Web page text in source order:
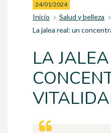
24/01/2024
Inicio
Salud y belleza
La jalea real: un
LA